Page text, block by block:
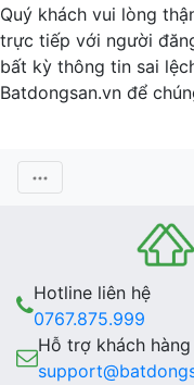
Quý khách vui lòng
trực tiếp với người
bất kỳ thông tin sai
Batdongsan.vn để
Hotline liên hệ
0767.875.999
Hỗ trợ khách hàng